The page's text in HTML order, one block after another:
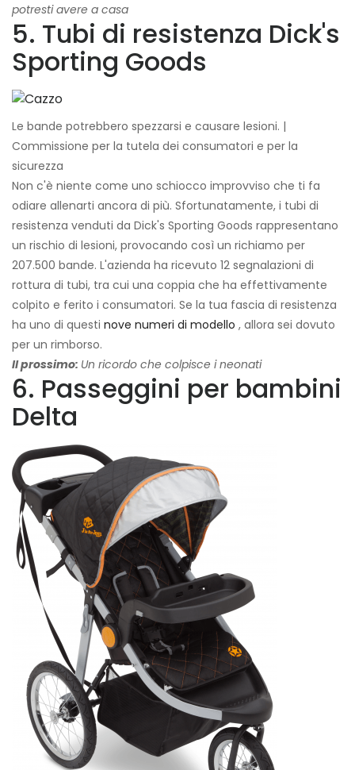
potresti avere a casa
5. Tubi di resistenza Dick's
Sporting Goods
Le bande potrebbero spezzarsi e causare lesioni. |
Commissione per la tutela dei consumatori e per la
sicurezza
Non c'è niente come uno schiocco improvviso che ti fa
odiare allenarti ancora di più. Sfortunatamente, i tubi di
resistenza venduti da Dick's Sporting Goods rappresentano
un rischio di lesioni, provocando così un richiamo per
207.500 bande. L'azienda ha ricevuto 12 segnalazioni di
rottura di tubi, tra cui una coppia che ha effettivamente
colpito e ferito i consumatori. Se la tua fascia di resistenza
ha uno di questi nove numeri di modello , allora sei dovuto
per un rimborso.
Il prossimo: Un ricordo che colpisce i neonati
6. Passeggini per bambini
Delta